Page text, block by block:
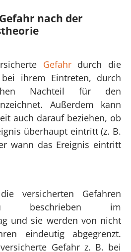
nach der
Gefahrdurch die
ihrem Eintreten, durch
Nachteil für den
Außerdem kann
auch darauf beziehen, ob
überhaupt eintritt (z. B.
wann das Ereignis eintritt
versicherten Gefahren
beschrieben im
und sie werden von nicht
eindeutig abgegrenzt.
Gefahr z. B. bei